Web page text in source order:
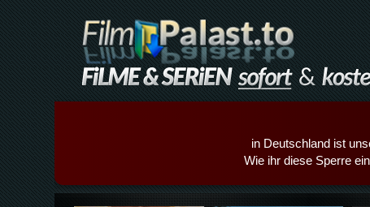
in Deutschland ist
Wie ihr diese Sperre